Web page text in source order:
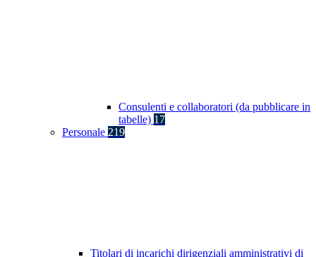
Consulenti e collaboratori (da pubblicare in
tabelle) 17
Personale 219
Titolari di incarichi dirigenziali amministrativi di